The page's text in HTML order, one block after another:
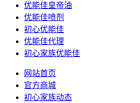
优能佳皇帝油
优能佳喷剂
初心优能佳
优能佳代理
初心家族优能佳
网站首页
官方商城
初心家族动态